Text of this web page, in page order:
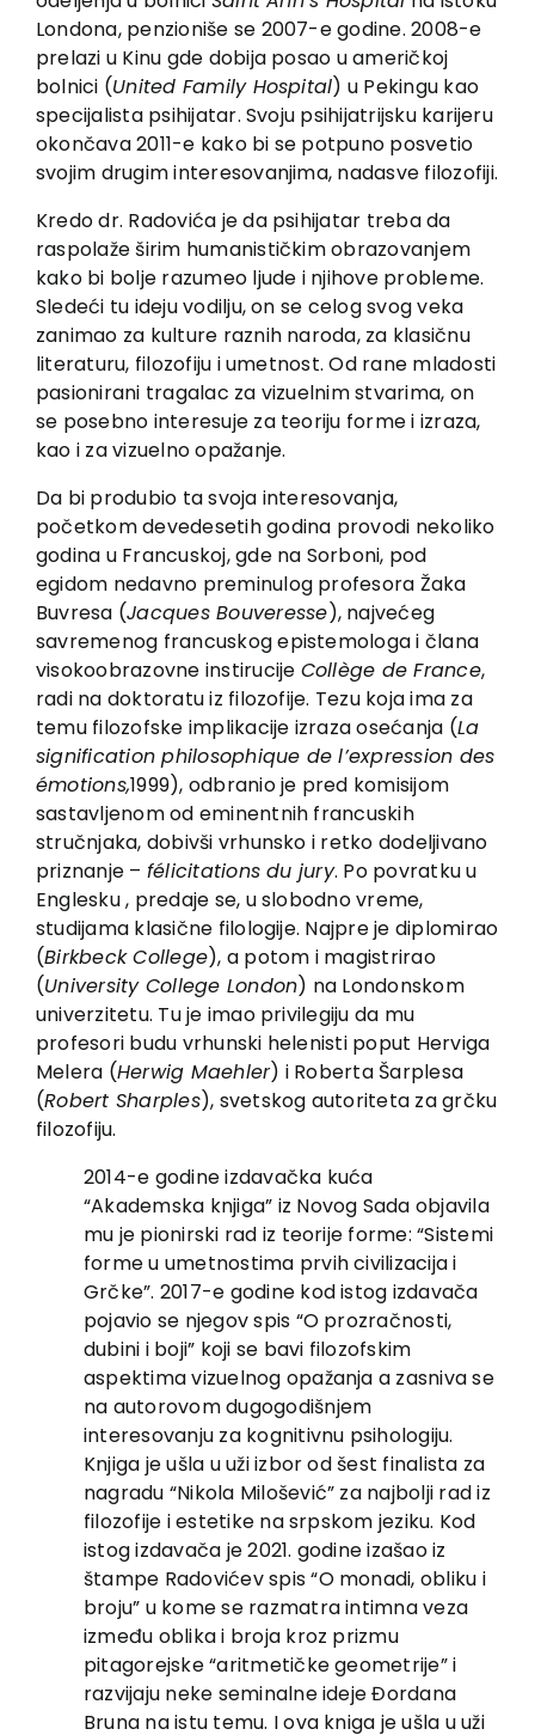
Londona, penzioniše se 2007-e godine. 2008-e
prelazi u Kinu gde dobija posao u američkoj
bolnici (United Family Hospital) u Pekingu kao
specijalista psihijatar. Svoju psihijatrijsku karijeru
okončava 2011-e kako bi se potpuno posvetio
svojim drugim interesovanjima, nadasve filozofiji.
Kredo dr. Radovića je da psihijatar treba da
raspolaže širim humanističkim obrazovanjem
kako bi bolje razumeo ljude i njihove probleme.
Sledeći tu ideju vodilju, on se celog svog veka
zanimao za kulture raznih naroda, za klasičnu
literaturu, filozofiju i umetnost. Od rane mladosti
pasionirani tragalac za vizuelnim stvarima, on
se posebno interesuje za teoriju forme i izraza,
kao i za vizuelno opažanje.
Da bi produbio ta svoja interesovanja,
početkom devedesetih godina provodi nekoliko
godina u Francuskoj, gde na Sorboni, pod
egidom nedavno preminulog profesora Žaka
Buvresa (Jacques Bouveresse), najvećeg
savremenog francuskog epistemologa i člana
visokoobrazovne instirucije Collège de France,
radi na doktoratu iz filozofije. Tezu koja ima za
temu filozofske implikacije izraza osećanja (La
signification philosophique de l’expression des
émotions,1999), odbranio je pred komisijom
sastavljenom od eminentnih francuskih
stručnjaka, dobivši vrhunsko i retko dodeljivano
priznanje – félicitations du jury. Po povratku u
Englesku , predaje se, u slobodno vreme,
studijama klasične filologije. Najpre je diplomirao
(Birkbeck College), a potom i magistrirao
(University College London) na Londonskom
univerzitetu. Tu je imao privilegiju da mu
profesori budu vrhunski helenisti poput Herviga
Melera (Herwig Maehler) i Roberta Šarplesa
(Robert Sharples), svetskog autoriteta za grčku
filozofiju.
2014-e godine izdavačka kuća
“Akademska knjiga” iz Novog Sada objavila
mu je pionirski rad iz teorije forme: “Sistemi
forme u umetnostima prvih civilizacija i
Grčke”. 2017-e godine kod istog izdavača
pojavio se njegov spis “O prozračnosti,
dubini i boji” koji se bavi filozofskim
aspektima vizuelnog opažanja a zasniva se
na autorovom dugogodišnjem
interesovanju za kognitivnu psihologiju.
Knjiga je ušla u uži izbor od šest finalista za
nagradu “Nikola Milošević” za najbolji rad iz
filozofije i estetike na srpskom jeziku. Kod
istog izdavača je 2021. godine izašao iz
štampe Radovićev spis “O monadi, obliku i
broju” u kome se razmatra intimna veza
između oblika i broja kroz prizmu
pitagorejske “aritmetičke geometrije” i
razvijaju neke seminalne ideje Đordana
Bruna na istu temu. I ova kniga je ušla u uži